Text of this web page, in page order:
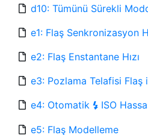
d10: Tümünü Sürekli
e1: Flaş Senkronizasyon
e2: Flaş Enstantane Hızı
e3: Pozlama Telafisi Flaş
e4: Otomatik c ISO
e5: Flaş Modelleme